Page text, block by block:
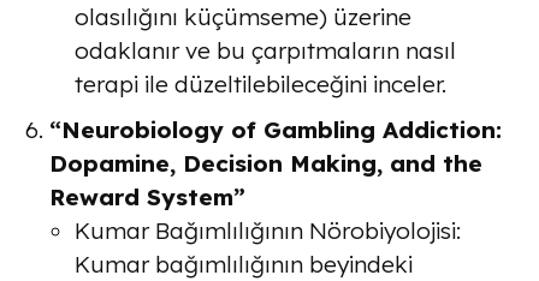
olasılığını küçümseme) üzerine
odaklanır ve bu çarpıtmaların nasıl
terapi ile düzeltilebileceğini inceler.
“Neurobiology of Gambling Addiction:
Dopamine, Decision Making, and the
Reward System”
Kumar Bağımlılığının Nörobiyolojisi:
Kumar bağımlılığının beyindeki